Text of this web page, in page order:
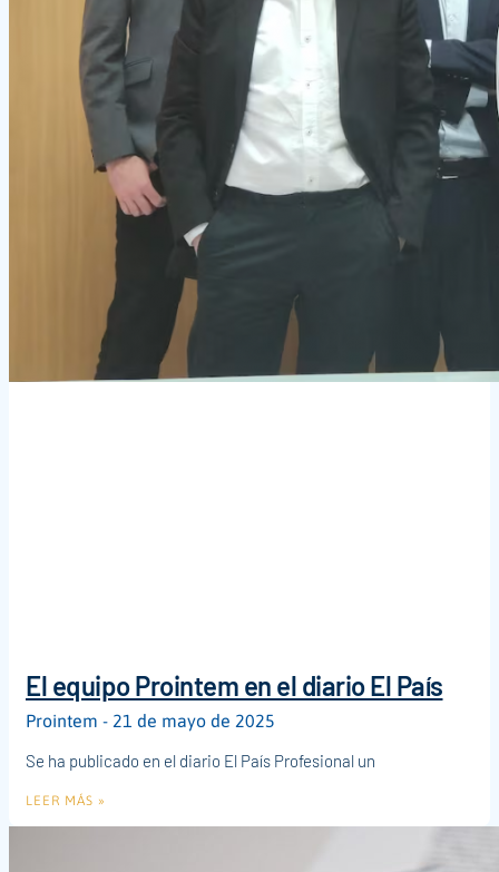
El equipo Prointem en el diario El País
Prointem
21 de mayo de 2025
Se ha publicado en el diario El País Profesional un
LEER MÁS »